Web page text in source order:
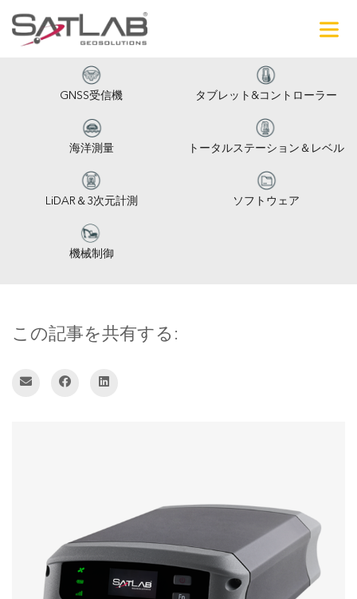
GNSS受信機 タブレット&コントローラー
海洋測量 トータルステーション＆レベル
LiDAR＆3次元計測 ソフトウェア
機械制御
この記事を共有する: